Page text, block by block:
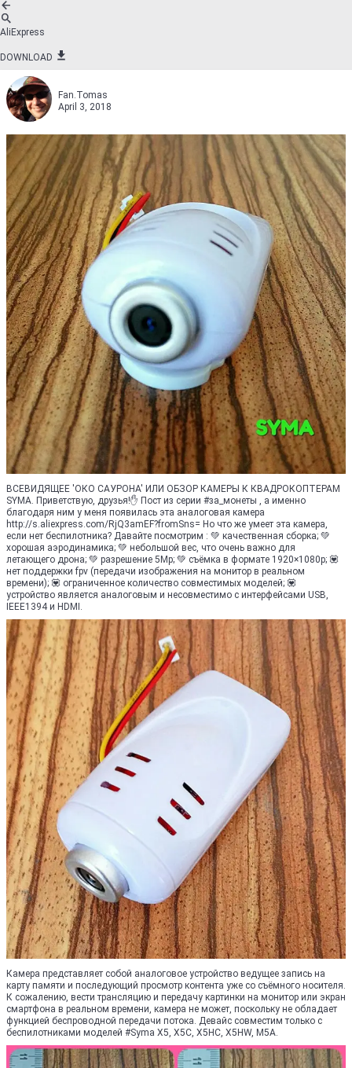
AliExpress
DOWNLOAD
Fan.Tomas
April 3, 2018
ВСЕВИДЯЩЕЕ 'ОКО САУРОНА' ИЛИ ОБЗОР КАМЕРЫ К КВАДРОКОПТЕРАМ
SYMA. Приветствую, друзья!✋ Пост из серии #за_монеты , а именно
благодаря ним у меня появилась эта аналоговая камера
http://s.aliexpress.com/RjQ3amEF?fromSns= Но что же умеет эта камера,
если нет беспилотника? Давайте посмотрим : 💚 качественная сборка; 💚
хорошая аэродинамика; 💚 небольшой вес, что очень важно для
летающего дрона; 💚 разрешение 5Мр; 💚 съёмка в формате 1920×1080p; 💟
нет поддержки fpv (передачи изображения на монитор в реальном
времени); 💟 ограниченное количество совместимых моделей; 💟
устройство является аналоговым и несовместимо с интерфейсами USB,
IEEE1394 и HDMI.
Камера представляет собой аналоговое устройство ведущее запись на
карту памяти и последующий просмотр контента уже со съёмного носителя.
К сожалению, вести трансляцию и передачу картинки на монитор или экран
смартфона в реальном времени, камера не может, поскольку не обладает
функцией беспроводной передачи потока. Девайс совместим только с
беспилотниками моделей #Syma X5, X5C, X5HC, X5HW, M5A.